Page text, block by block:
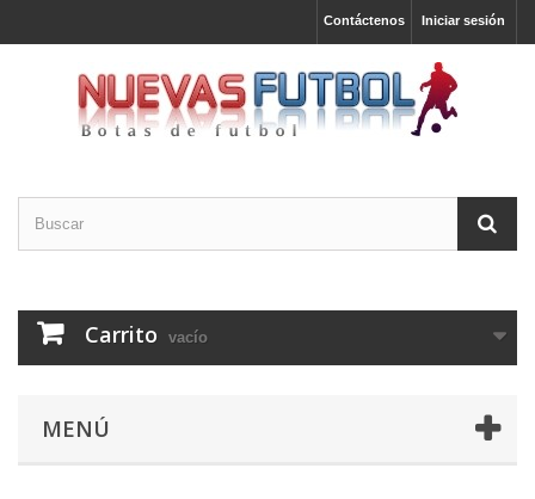
Iniciar sesión
Contáctenos
Carrito vacío
MENÚ